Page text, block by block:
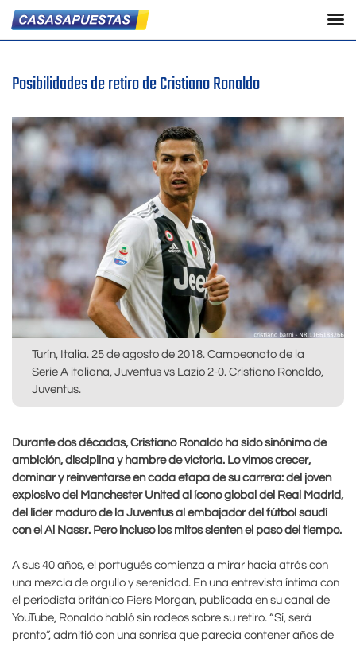
Posibilidades de retiro de Cristiano Ronaldo
Turín, Italia. 25 de agosto de 2018. Campeonato de la
Serie A italiana, Juventus vs Lazio 2-0. Cristiano Ronaldo,
Juventus.
Durante dos décadas, Cristiano Ronaldo ha sido sinónimo de
ambición, disciplina y hambre de victoria. Lo vimos crecer,
dominar y reinventarse en cada etapa de su carrera: del joven
explosivo del Manchester United al ícono global del Real Madrid,
del líder maduro de la Juventus al embajador del fútbol saudí
con el Al Nassr. Pero incluso los mitos sienten el paso del tiempo.
A sus 40 años, el portugués comienza a mirar hacia atrás con
una mezcla de orgullo y serenidad. En una entrevista íntima con
el periodista británico Piers Morgan, publicada en su canal de
YouTube, Ronaldo habló sin rodeos sobre su retiro. “Sí, será
pronto”, admitió con una sonrisa que parecía contener años de